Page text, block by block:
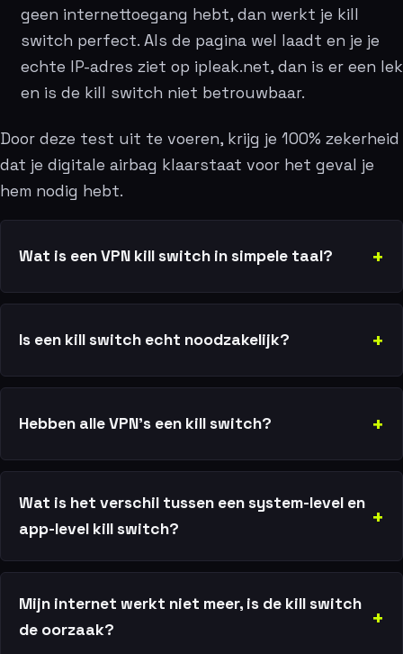
geen internettoegang hebt, dan werkt je kill
switch perfect. Als de pagina wel laadt en je je
echte IP-adres ziet op ipleak.net, dan is er een lek
en is de kill switch niet betrouwbaar.
Door deze test uit te voeren, krijg je 100% zekerheid
dat je digitale airbag klaarstaat voor het geval je
hem nodig hebt.
Wat is een VPN kill switch in simpele taal?
Is een kill switch echt noodzakelijk?
Hebben alle VPN’s een kill switch?
Wat is het verschil tussen een system-level en
app-level kill switch?
Mijn internet werkt niet meer, is de kill switch
de oorzaak?